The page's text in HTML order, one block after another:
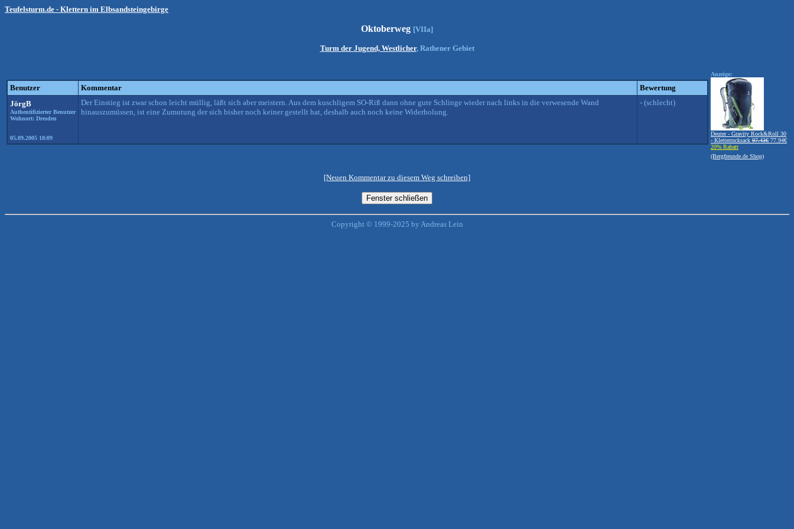
Teufelsturm.de - Klettern im Elbsandsteingebirge
Oktoberweg [VIIa]
Turm der Jugend, Westlicher, Rathener Gebiet
Benutzer Kommentar
Bewertung
JörgB
Authentifizierter Benutzer
Wohnort: Dresden
05.09.2005 18:09
Der Einstieg ist zwar schon leicht müllig, läßt sich aber meistern. Aus dem kuschligem SO-Riß dann ohne gute Schlinge wieder nach links in die verwesende Wand
hinauszumüssen, ist eine Zumutung der sich bisher noch keiner gestellt hat, deshalb auch noch keine Widerholung.
- (schlecht)
Anzeige:
Deuter - Gravity Rock&Roll 30
- Kletterrucksack 97.43€ 77.94€
20% Rabatt
(Bergfreunde.de Shop)
[Neuen Kommentar zu diesem Weg schreiben]
Copyright © 1999-2025 by Andreas Lein